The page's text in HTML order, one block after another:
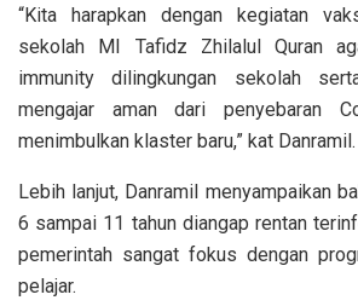
“Kita harapkan dengan kegiatan
sekolah MI Tafidz Zhilalul Quran
immunity dilingkungan sekolah
mengajar aman dari penyebaran
menimbulkan klaster baru,” kat Danramil.
Lebih lanjut, Danramil menyampaikan
6 sampai 11 tahun diangap rentan
pemerintah sangat fokus dengan
pelajar.